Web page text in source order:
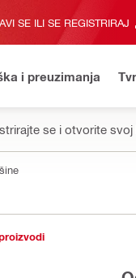
SE ILI SE REGISTRIRAJ
i preuzimanja
se i otvorite svoj